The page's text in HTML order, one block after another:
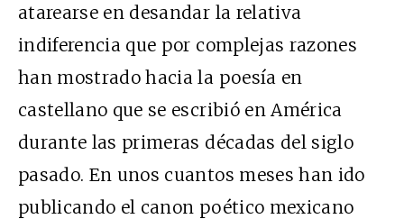
atarearse en desandar la relativa
indiferencia que por complejas razones
han mostrado hacia la poesía en
castellano que se escribió en América
durante las primeras décadas del siglo
pasado. En unos cuantos meses han ido
publicando el canon poético mexicano